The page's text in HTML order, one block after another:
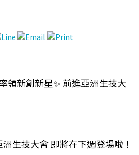
領新創新星✨ 前進亞洲生技大
生技大會 即將在下週登場啦！